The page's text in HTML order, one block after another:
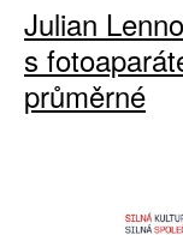
Julian
s
průměrné